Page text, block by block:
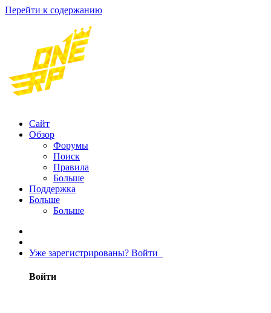
Перейти к содержанию
Сайт
Обзор
Форумы
Поиск
Правила
Больше
Поддержка
Больше
Больше
Уже зарегистрированы? Войти
Войти